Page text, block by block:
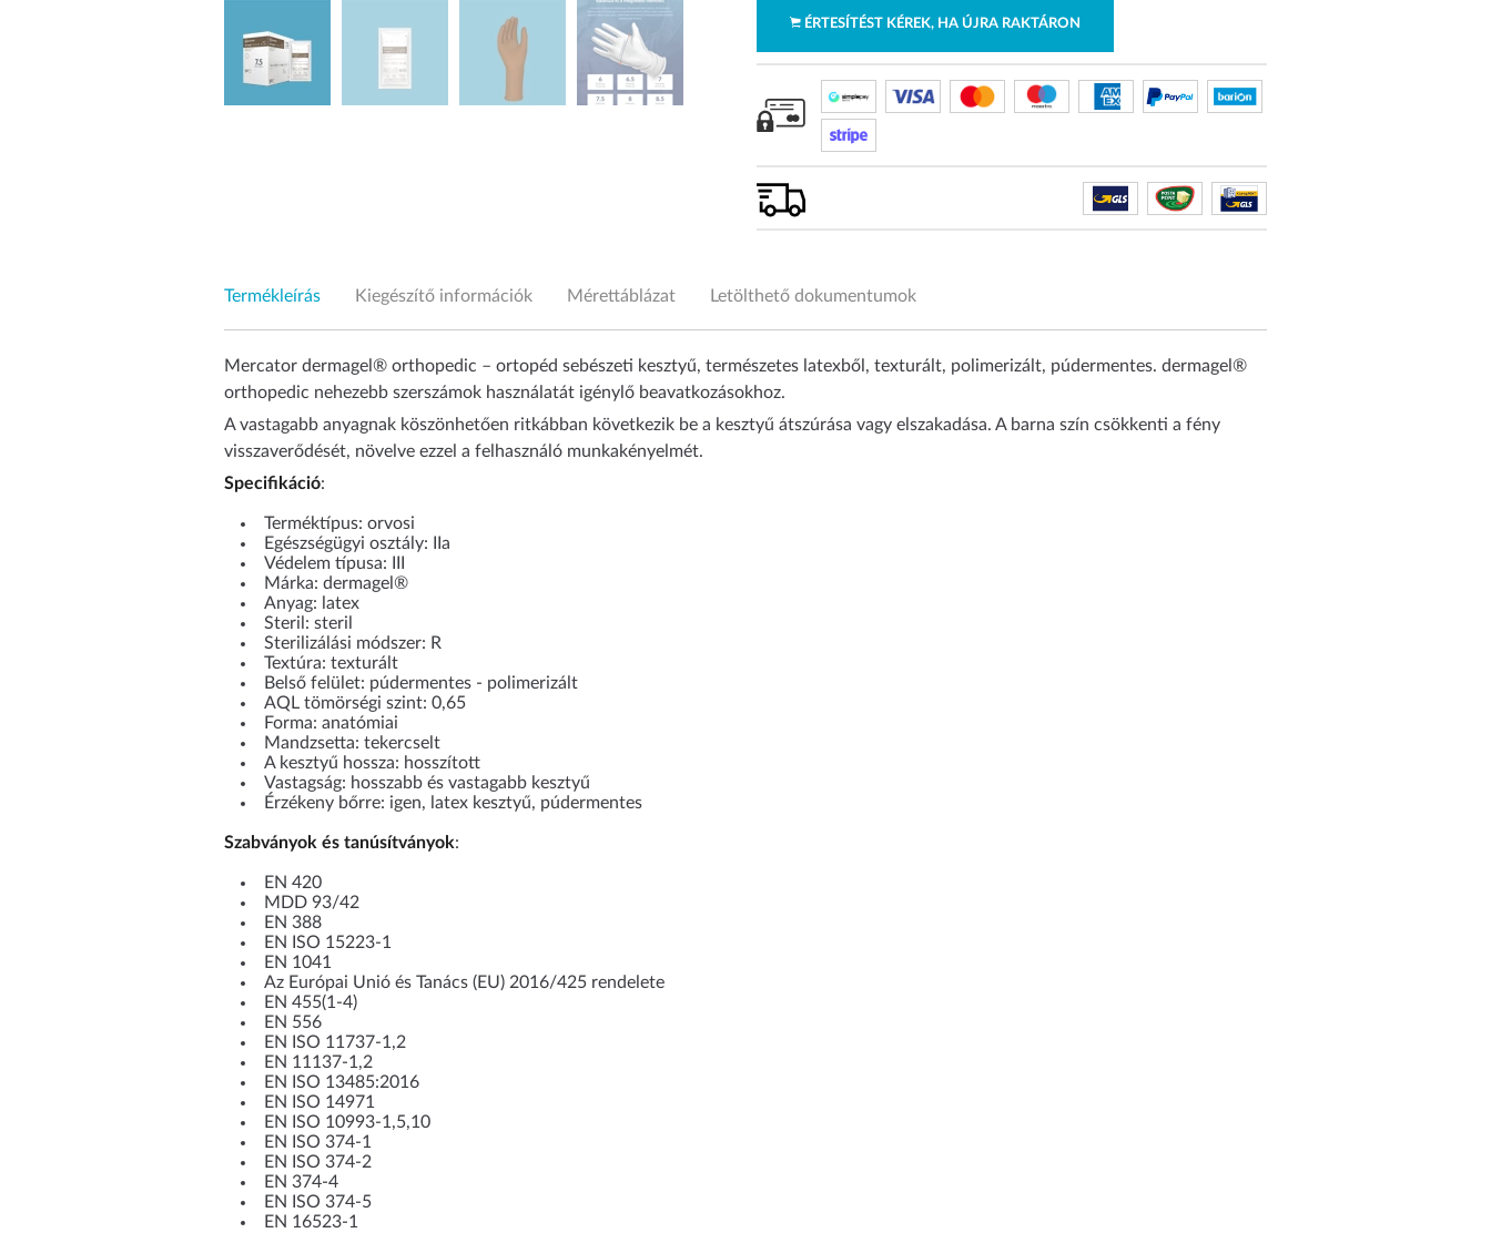
ÉRTESÍTÉST KÉREK, HA ÚJRA RAKTÁRON
Termékleírás Kiegészítő információk Mérettáblázat Letölthető dokumentumok
Mercator dermagel® orthopedic – ortopéd sebészeti kesztyű, természetes latexből, texturált, polimerizált, púdermentes. dermagel®
orthopedic nehezebb szerszámok használatát igénylő beavatkozásokhoz.
A vastagabb anyagnak köszönhetően ritkábban következik be a kesztyű átszúrása vagy elszakadása. A barna szín csökkenti a fény
visszaverődését, növelve ezzel a felhasználó munkakényelmét.
Specifikáció:
Terméktípus: orvosi
Egészségügyi osztály: IIa
Védelem típusa: III
Márka: dermagel®
Anyag: latex
Steril: steril
Sterilizálási módszer: R
Textúra: texturált
Belső felület: púdermentes - polimerizált
AQL tömörségi szint: 0,65
Forma: anatómiai
Mandzsetta: tekercselt
A kesztyű hossza: hosszított
Vastagság: hosszabb és vastagabb kesztyű
Érzékeny bőrre: igen, latex kesztyű, púdermentes
Szabványok és tanúsítványok:
EN 420
MDD 93/42
EN 388
EN ISO 15223-1
EN 1041
Az Európai Unió és Tanács (EU) 2016/425 rendelete
EN 455(1-4)
EN 556
EN ISO 11737-1,2
EN 11137-1,2
EN ISO 13485:2016
EN ISO 14971
EN ISO 10993-1,5,10
EN ISO 374-1
EN ISO 374-2
EN 374-4
EN ISO 374-5
EN 16523-1